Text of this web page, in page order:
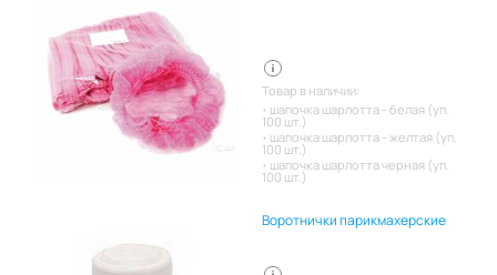
Товар в наличии:
шапочка шарлотта - белая (уп.
100 шт.)
шапочка шарлотта - желтая (уп.
100 шт.)
шапочка шарлотта черная (уп.
100 шт.)
Воротнички парикмахерские